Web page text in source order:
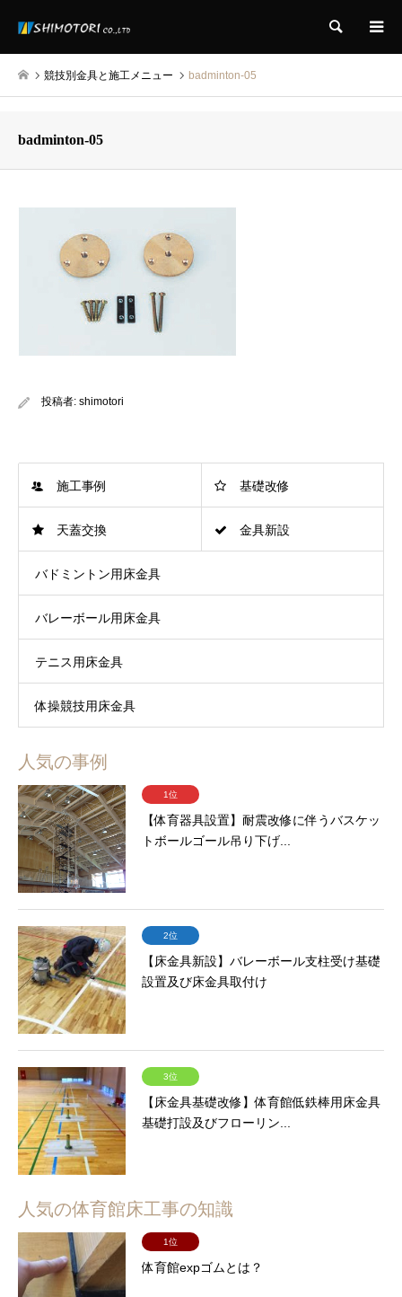
検索
競技別金具と施工メニュー badminton-05
badminton-05
投稿者: shimotori
施工事例 基礎改修
天蓋交換 金具新設
バドミントン用床金具
バレーボール用床金具
テニス用床金具
体操競技用床金具
人気の事例
1位
【体育器具設置】耐震改修に伴うバスケッ
トボールゴール吊り下げ...
2位
【床金具新設】バレーボール支柱受け基礎
設置及び床金具取付け
3位
【床金具基礎改修】体育館低鉄棒用床金具
基礎打設及びフローリン...
人気の体育館床工事の知識
1位
体育館expゴムとは？